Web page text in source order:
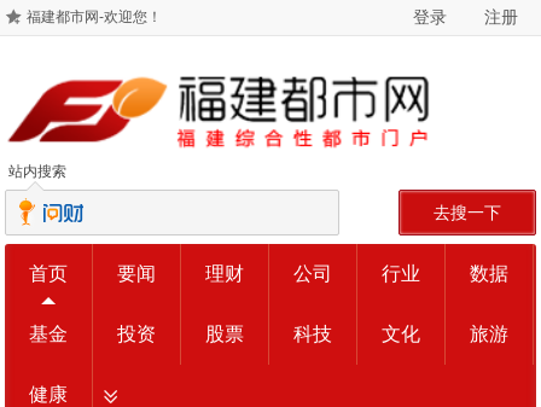
福建都市网-欢迎您！ 登录 注册
站内搜索
去搜一下
首页 要闻 理财 公司 行业 数据
基金 投资 股票 科技 文化 旅游
健康